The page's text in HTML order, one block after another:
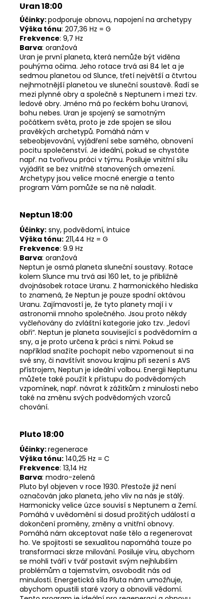
Uran 18:00
Účinky:podporuje obnovu, napojení na archetypy
Výška tónu: 207,36 Hz = G
Frekvence: 9,7 Hz
Barva: oranžová
Uran je první planeta, která nemůže být viděna
pouhýma očima. Jeho rotace trvá asi 84 let a je
sedmou planetou od Slunce, třetí největší a čtvrtou
nejhmotnější planetou ve sluneční soustavě. Řadí se
mezi plynné obry a společně s Neptunem i mezi tzv.
ledové obry. Jméno má po řeckém bohu Uranovi,
bohu nebes. Uran je spojený se samotným
počátkem světa, proto je zde spojen se silou
pravěkých archetypů. Pomáhá nám v
sebeobjevování, vyjádření sebe samého, obnovení
pocitu společenství. Je ideální, pokud se chystáte
např. na tvořivou práci v týmu. Posiluje vnitřní sílu
vyjádřit se bez vnitřně stanovených omezení.
Archetypy jsou velice mocné energie a tento
program Vám pomůže se na ně naladit.
Neptun 18:00
Účinky: sny, podvědomí, intuice
Výška tónu: 211,44 Hz = G
Frekvence: 9.9 Hz
Barva: oranžová
Neptun je osmá planeta sluneční soustavy. Rotace
kolem Slunce mu trvá asi 160 let, to je přibližně
dvojnásobek rotace Uranu. Z harmonického hlediska
to znamená, že Neptun je pouze spodní oktávou
Uranu. Zajímavostí je, že tyto planety mají i v
astronomii mnoho společného. Jsou proto někdy
vyčleňovány do zvláštní kategorie jako tzv. „ledoví
obři“. Neptun je planeta související s podvědomím a
sny, a je proto určena k práci s nimi. Pokud se
například snažíte pochopit nebo vzpomenout si na
své sny, či navštívit snovou krajinu při sezení s AVS
přístrojem, Neptun je ideální volbou. Energii Neptunu
můžete také použít k přístupu do podvědomých
vzpomínek, např. návrat k zážitkům z minulosti nebo
také na změnu svých podvědomých vzorců
chování.
Pluto 18:00
Účinky:regenerace
Výška tónu: 140,25 Hz = C
Frekvence: 13,14 Hz
Barva: modro-zelená
Pluto byl objeven v roce 1930. Přestože již není
označován jako planeta, jeho vliv na nás je stálý.
Harmonicky velice úzce souvisí s Neptunem a Zemí.
Pomáhá v uvědomění si dosud prožitých událostí a
dokončení proměny, změny a vnitřní obnovy.
Pomáhá nám akceptovat naše tělo a regenerovat
ho. Ve spojitosti se sexualitou napomáhá touze po
transformaci skrze milování. Posiluje víru, abychom
se mohli tváří v tvář postavit svým nejhlubším
problémům a tajemstvím, osvobodit nás od
minulosti. Energetická síla Pluta nám umožňuje,
abychom opustili staré vzory a obnovili vědomí.